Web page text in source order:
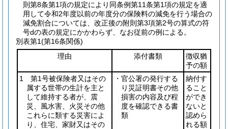
則第8条第1項の規定により同条例第11条第1項の規定を適
用して令和2年度以前の年度分の保険料の減免を行う場合の
減免割合については、改正後の附則第3項第2号の算式の符
号dの表の規定にかかわらず、なお従前の例による。
別表第1(第16条関係)
理由
添付書類
徴収猶
予の額
1 第1号被保険者又はその
属する世帯の生計を主と
して維持する者が、震
災、風水害、火災その他
これらに類する災害によ
り、住宅、家財又はその
・官公署の発行する
り災証明書その他
損害の内容及び程
度を確認できる書
類
納付す
ること
ができ
ないと
認めら
れる額